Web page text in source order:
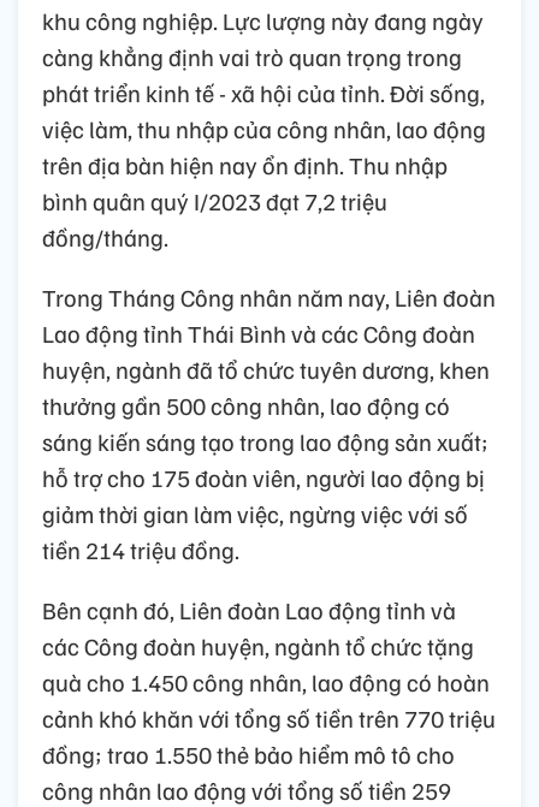
khu công nghiệp. Lực lượng này đang ngày
càng khẳng định vai trò quan trọng trong
phát triển kinh tế - xã hội của tỉnh. Đời sống,
việc làm, thu nhập của công nhân, lao động
trên địa bàn hiện nay ổn định. Thu nhập
bình quân quý I/2023 đạt 7,2 triệu
đồng/tháng.
Trong Tháng Công nhân năm nay, Liên đoàn
Lao động tỉnh Thái Bình và các Công đoàn
huyện, ngành đã tổ chức tuyên dương, khen
thưởng gần 500 công nhân, lao động có
sáng kiến sáng tạo trong lao động sản xuất;
hỗ trợ cho 175 đoàn viên, người lao động bị
giảm thời gian làm việc, ngừng việc với số
tiền 214 triệu đồng.
Bên cạnh đó, Liên đoàn Lao động tỉnh và
các Công đoàn huyện, ngành tổ chức tặng
quà cho 1.450 công nhân, lao động có hoàn
cảnh khó khăn với tổng số tiền trên 770 triệu
đồng; trao 1.550 thẻ bảo hiểm mô tô cho
công nhân lao động với tổng số tiền 259